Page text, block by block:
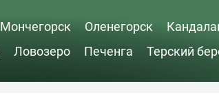
Мончегорск Оленегорск
Ловозеро Печенга Терский